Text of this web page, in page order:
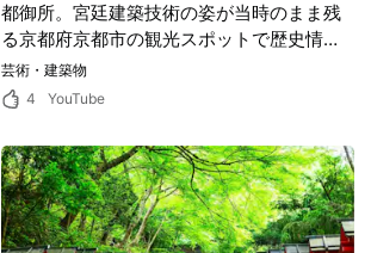
都御所。宮廷建築技術の姿が当時のまま残
る京都府京都市の観光スポットで歴史情緒
をたっぷり味わう！
芸術・建築物
4
YouTube